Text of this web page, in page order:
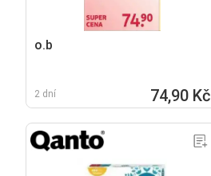
o.b
2 dní 74,90 Kč